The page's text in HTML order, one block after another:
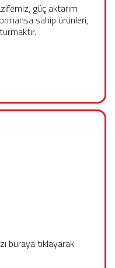
güç aktarım
sahip ürünleri,
buraya tıklayarak